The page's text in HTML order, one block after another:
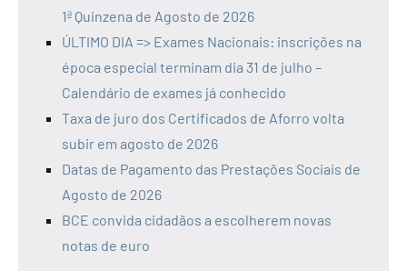
1ª Quinzena de Agosto de 2026
ÚLTIMO DIA => Exames Nacionais: inscrições na
época especial terminam dia 31 de julho –
Calendário de exames já conhecido
Taxa de juro dos Certificados de Aforro volta
subir em agosto de 2026
Datas de Pagamento das Prestações Sociais de
Agosto de 2026
BCE convida cidadãos a escolherem novas
notas de euro